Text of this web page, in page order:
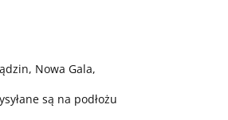
Nowa Gala,
są na podłożu